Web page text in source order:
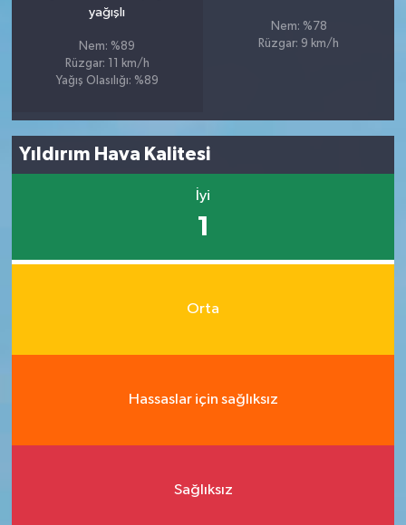
yağışlı
Nem: %89
Rüzgar: 11 km/h
Yağış Olasılığı: %89
Nem: %78
Rüzgar: 9 km/h
Yıldırım Hava Kalitesi
İyi
1
Orta
Hassaslar için sağlıksız
Sağlıksız